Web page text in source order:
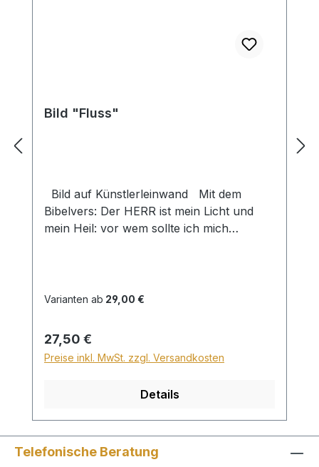
Bild "Fluss"
Bild auf Künstlerleinwand Mit dem
Bibelvers: Der HERR ist mein Licht und
mein Heil: vor wem sollte ich mich
Format Breite 60 und/oder Länge 120cm
Deutschlands ein Zuschlag für Sperrgut in
Höhe von 28,99€ berechnet. Für den
Versand ins Ausland beträgt der
Varianten ab 29,00 €
Regulärer Preis:
27,50 €
Preise inkl. MwSt. zzgl. Versandkosten
Details
Telefonische Beratung